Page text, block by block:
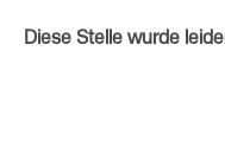
Diese Stelle wurde